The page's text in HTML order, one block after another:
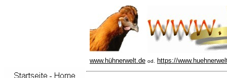
www.hühnerwelt.de od. https://